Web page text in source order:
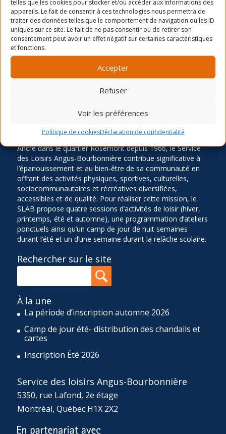
telles que les cookies pour stocker et/ou accéder aux informations des
appareils. Le fait de consentir à ces technologies nous permettra de
traiter des données telles que le comportement de navigation ou les ID
uniques sur ce site. Le fait de ne pas consentir ou de retirer son
consentement peut avoir un effet négatif sur certaines caractéristiques
et fonctions.
Accepter
Refuser
Voir les préférences
Politique de cookiesDéclaration de confidentialité
Camp de jour été- distribution des chandails et
cartes
Inscription Été 2026
Ancré dans le quartier Rosemont depuis 1966, le Service
des Loisirs Angus-Bourbonnière contribue significative à
l’épanouissement et au bien-être de sa communauté en
offrant des activités physiques, sportives, culturelles,
sociocommunautaires et récréatives diversifiées,
accessibles et de qualité. Pour réaliser cette mission, le
SLAB propose quatre sessions d’activités de loisir (hiver,
printemps, été et automne), une programmation d’ateliers
ponctuels ainsi qu’un camp de jour de huit semaines
durant l’été et un d’une semaine durant la relâche scolaire.
Rechercher sur le site
À la une
La période d’inscription automne 2026
Camp de jour été- distribution des chandails et
cartes
Inscription Été 2026
Service des loisirs Angus-Bourbonnière
5350, rue Lafond, 2e étage
Montréal, Québec H1X 2X2